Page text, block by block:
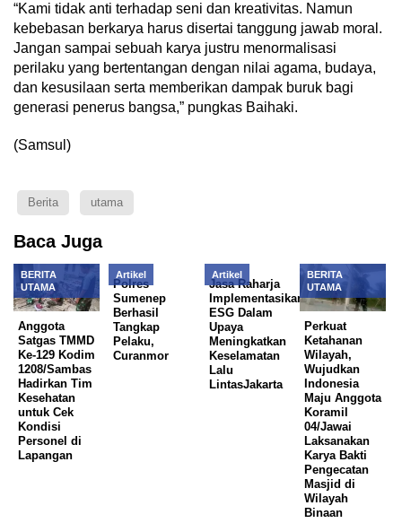
“Kami tidak anti terhadap seni dan kreativitas. Namun
kebebasan berkarya harus disertai tanggung jawab moral.
Jangan sampai sebuah karya justru menormalisasi
perilaku yang bertentangan dengan nilai agama, budaya,
dan kesusilaan serta memberikan dampak buruk bagi
generasi penerus bangsa,” pungkas Baihaki.
(Samsul)
Berita utama
Baca Juga
BERITA
UTAMA
Anggota
Satgas TMMD
Ke-129 Kodim
1208/Sambas
Hadirkan Tim
Kesehatan
untuk Cek
Kondisi
Personel di
Lapangan
Artikel
Polres
Sumenep
Berhasil
Tangkap
Pelaku,
Curanmor
Artikel
Jasa Raharja
Implementasikan
ESG Dalam
Upaya
Meningkatkan
Keselamatan
Lalu
LintasJakarta
BERITA
UTAMA
Perkuat
Ketahanan
Wilayah,
Wujudkan
Indonesia
Maju Anggota
Koramil
04/Jawai
Laksanakan
Karya Bakti
Pengecatan
Masjid di
Wilayah
Binaan